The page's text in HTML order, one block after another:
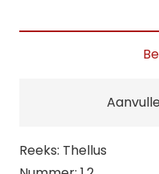
Reeks: Thellus